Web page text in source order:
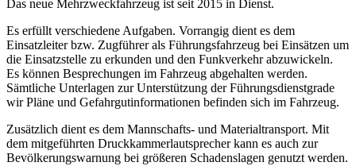
Das neue Mehrzweckfahrzeug ist seit 2015 in Dienst.
Es erfüllt verschiedene Aufgaben. Vorrangig dient es dem
Einsatzleiter bzw. Zugführer als Führungsfahrzeug bei Einsätzen um
die Einsatzstelle zu erkunden und den Funkverkehr abzuwickeln.
Es können Besprechungen im Fahrzeug abgehalten werden.
Sämtliche Unterlagen zur Unterstützung der Führungsdienstgrade
wir Pläne und Gefahrgutinformationen befinden sich im Fahrzeug.
Zusätzlich dient es dem Mannschafts- und Materialtransport. Mit
dem mitgeführten Druckkammerlautsprecher kann es auch zur
Bevölkerungswarnung bei größeren Schadenslagen genutzt werden.